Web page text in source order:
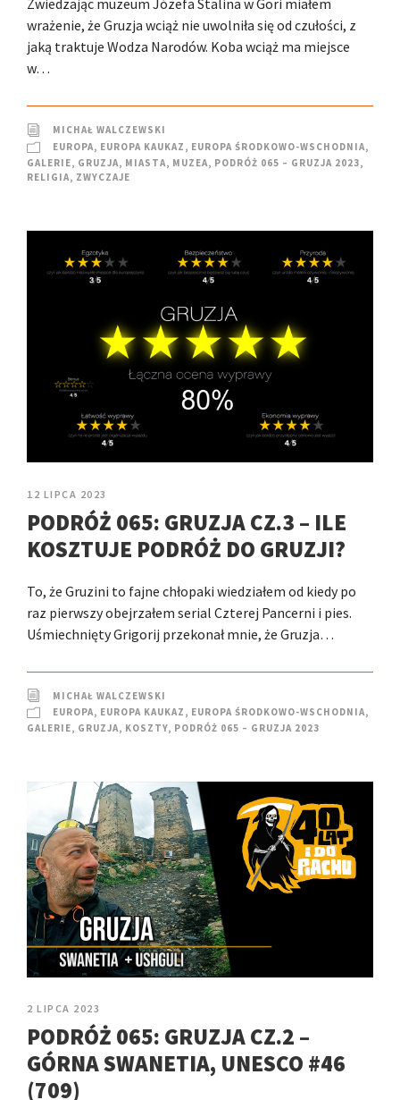
Zwiedzając muzeum Józefa Stalina w Gori miałem
wrażenie, że Gruzja wciąż nie uwolniła się od czułości, z
jaką traktuje Wodza Narodów. Koba wciąż ma miejsce
w…
MICHAŁ WALCZEWSKI
EUROPA, EUROPA KAUKAZ , EUROPA ŚRODKOWO-WSCHODNIA,
GALERIE, GRUZJA, MIASTA, MUZEA, PODRÓŻ 065 – GRUZJA 2023,
RELIGIA, ZWYCZAJE
12 LIPCA 2023
PODRÓŻ 065: GRUZJA CZ.3 – ILE
KOSZTUJE PODRÓŻ DO GRUZJI?
To, że Gruzini to fajne chłopaki wiedziałem od kiedy po
raz pierwszy obejrzałem serial Czterej Pancerni i pies.
Uśmiechnięty Grigorij przekonał mnie, że Gruzja…
MICHAŁ WALCZEWSKI
EUROPA, EUROPA KAUKAZ , EUROPA ŚRODKOWO-WSCHODNIA,
GALERIE, GRUZJA, KOSZTY, PODRÓŻ 065 – GRUZJA 2023
2 LIPCA 2023
PODRÓŻ 065: GRUZJA CZ.2 –
GÓRNA SWANETIA, UNESCO #46
(709)